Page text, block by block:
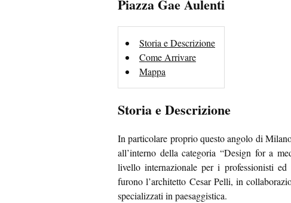
Piazza Gae Aulenti
Storia e Descrizione
Come Arrivare
Mappa
Storia e Descrizione
In particolare proprio questo angolo di
all’interno della categoria “Design for a
livello internazionale per i professionisti
furono l’architetto Cesar Pelli, in
specializzati in paesaggistica.